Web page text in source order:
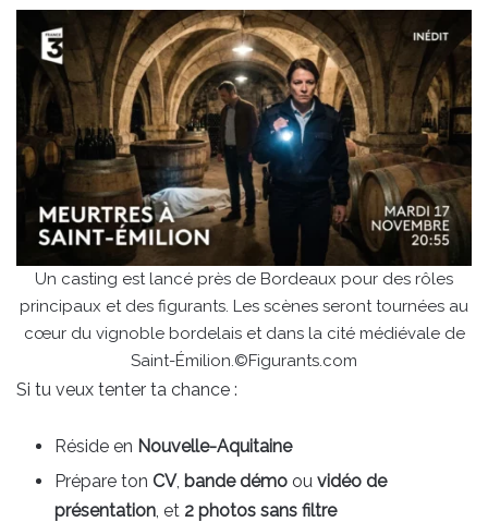
Un casting est lancé près de Bordeaux pour des rôles
principaux et des figurants. Les scènes seront tournées au
cœur du vignoble bordelais et dans la cité médiévale de
Saint-Émilion.©Figurants.com
Si tu veux tenter ta chance :
Réside en Nouvelle-Aquitaine
Prépare ton CV, bande démo ou vidéo de
présentation, et 2 photos sans filtre